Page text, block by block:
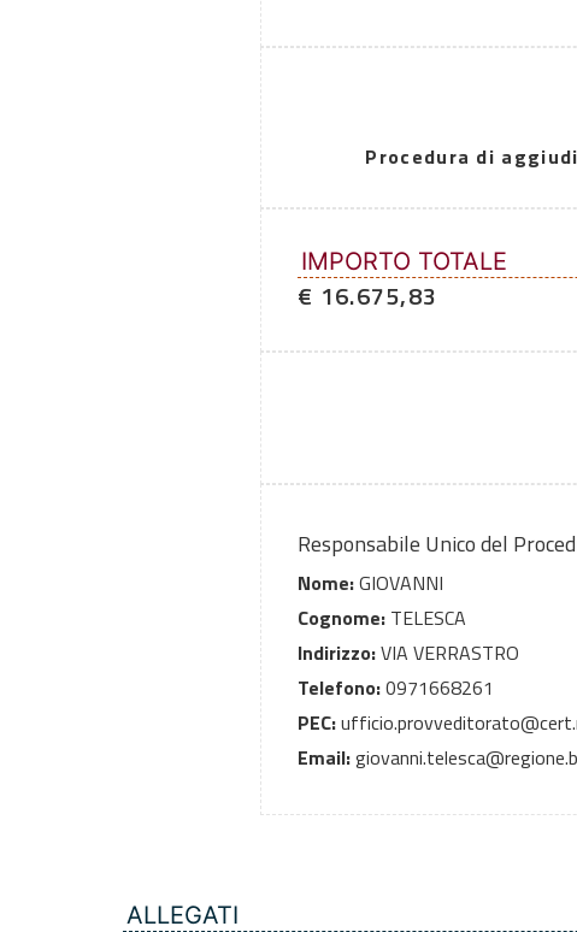
Procedura di
IMPORTO TOTALE
€ 16.675,83
Responsabile Unico del
Nome:GIOVANNI
Cognome: TELESCA
Indirizzo:VIA VERRASTRO
Telefono:0971668261
PEC:
Email:
ALLEGATI